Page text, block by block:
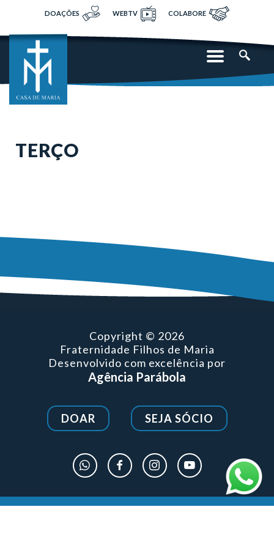
DOAÇÕES WEBTV COLABORE
TERÇO
Copyright © 2026
Fraternidade Filhos de Maria
Desenvolvido com excelência por
Agência Parábola
DOAR SEJA SÓCIO